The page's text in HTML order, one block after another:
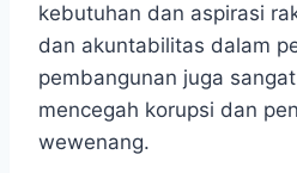
kebutuhan dan aspirasi
dan akuntabilitas dalam
pembangunan juga
mencegah korupsi dan
wewenang.